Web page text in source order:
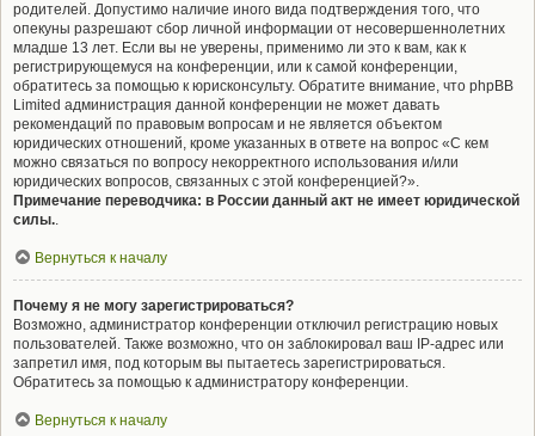
родителей. Допустимо наличие иного вида подтверждения того, что
опекуны разрешают сбор личной информации от несовершеннолетних
младше 13 лет. Если вы не уверены, применимо ли это к вам, как к
регистрирующемуся на конференции, или к самой конференции,
обратитесь за помощью к юрисконсульту. Обратите внимание, что phpBB
Limited администрация данной конференции не может давать
рекомендаций по правовым вопросам и не является объектом
юридических отношений, кроме указанных в ответе на вопрос «С кем
можно связаться по вопросу некорректного использования и/или
юридических вопросов, связанных с этой конференцией?».
Примечание переводчика: в России данный акт не имеет юридической
силы..
Вернуться к началу
Почему я не могу зарегистрироваться?
Возможно, администратор конференции отключил регистрацию новых
пользователей. Также возможно, что он заблокировал ваш IP-адрес или
запретил имя, под которым вы пытаетесь зарегистрироваться.
Обратитесь за помощью к администратору конференции.
Вернуться к началу